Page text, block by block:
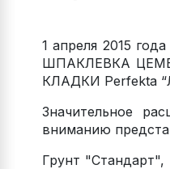
1 апреля 2015
ШПАКЛЕВКА
КЛАДКИ Perfekta
Значительное
вниманию
Грунт "Стандарт",